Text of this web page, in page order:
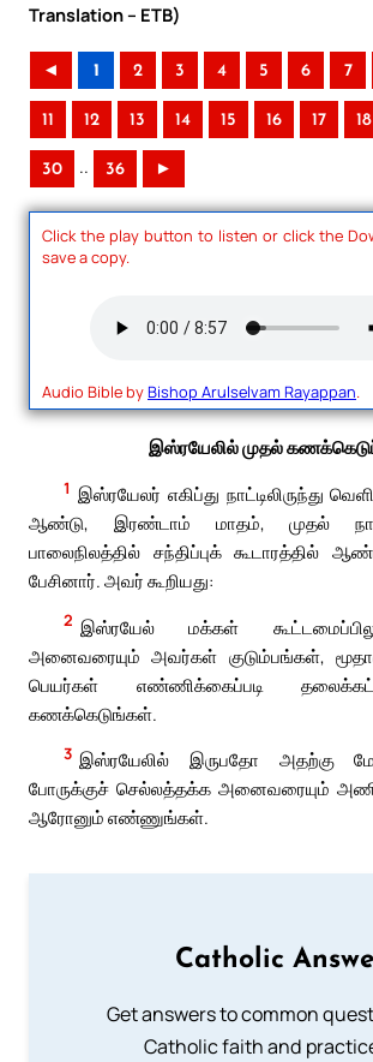
Translation – ETB)
◄ 1 2 3 4 5 6 7
11 12 13 14 15 16 17 18
30 .. 36 ►
Click the play button to listen or click the
save a copy.
Audio Bible byBishop Arulselvam Rayappan.
இஸ்ரயேலில் முதல்
1 இஸ்ரயேலர் எகிப்து நாட்டிலிருந்து
ஆண்டு, இரண்டாம் மாதம், முதல்
பாலைநிலத்தில் சந்திப்புக் கூடாரத்தில்
பேசினார். அவர் கூறியது:
2 இஸ்ரயேல் மக்கள்
அனைவரையும் அவர்கள் குடும்பங்கள்,
பெயர்கள் எண்ணிக்கைப்படி
கணக்கெடுங்கள்.
3 இஸ்ரயேலில் இருபதோ அதற்கு
போருக்குச் செல்லத்தக்க அனைவரையும்
ஆரோனும் எண்ணுங்கள்.
Catholic
Get answers to common
Catholic faith and